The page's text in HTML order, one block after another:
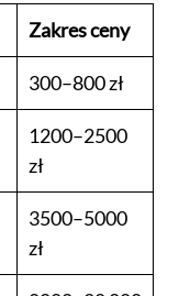
Zakres ceny
300–800 zł
1200–2500
zł
3500–5000
zł